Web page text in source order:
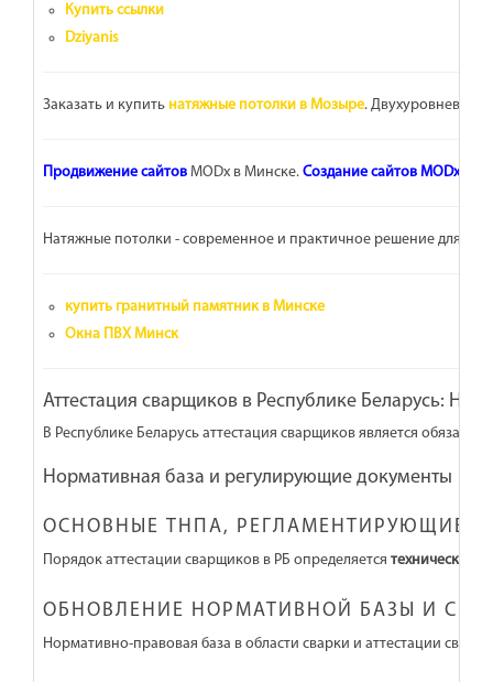
Купить ссылки
Dziyanis
Заказать и купить натяжные потолки в Мозыре. Двухуровневые,
Продвижение сайтов MODx в Минске. Создание сайтов MODx
Натяжные потолки - современное и практичное решение для
купить гранитный памятник в Минске
Окна ПВХ Минск
Аттестация сварщиков в Республике Беларусь:
В Республике Беларусь аттестация сварщиков является
Нормативная база и регулирующие документы
ОСНОВНЫЕ ТНПА, РЕГЛАМЕНТИРУЮЩИЕ
Порядок аттестации сварщиков в РБ определяется
ОБНОВЛЕНИЕ НОРМАТИВНОЙ БАЗЫ И
Нормативно-правовая база в области сварки и аттестации